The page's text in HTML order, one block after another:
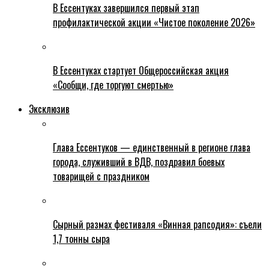
В Ессентуках завершился первый этап
профилактической акции «Чистое поколение 2026»
В Ессентуках стартует Общероссийская акция
«Сообщи, где торгуют смертью»
Эксклюзив
Глава Ессентуков — единственный в регионе глава
города, служивший в ВДВ, поздравил боевых
товарищей с праздником
Сырный размах фестиваля «Винная рапсодия»: съели
1,7 тонны сыра